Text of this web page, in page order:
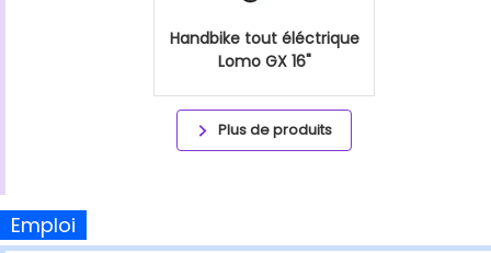
Handbike tout éléctrique
Lomo GX 16"
Plus de produits
Emploi